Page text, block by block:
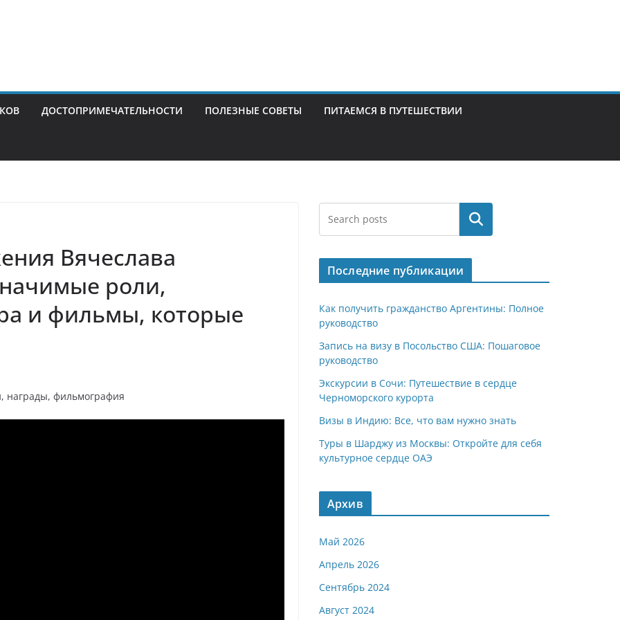
ДОСТОПРИМЕЧАТЕЛЬНОСТИ ПОЛЕЗНЫЕ СОВЕТЫ ПИТАЕМСЯ В ПУТЕШЕСТВИИ
Вячеслава
роли,
и фильмы, которые
Поиск
Последние публикации
Как получить гражданство Аргентины: Полное
руководство
Запись на визу в Посольство США: Пошаговое
руководство
Экскурсии в Сочи: Путешествие в сердце
Черноморского курорта
Визы в Индию: Все, что вам нужно знать
Туры в Шарджу из Москвы: Откройте для себя
культурное сердце ОАЭ
Архив
Май 2026
Апрель 2026
Сентябрь 2024
Август 2024